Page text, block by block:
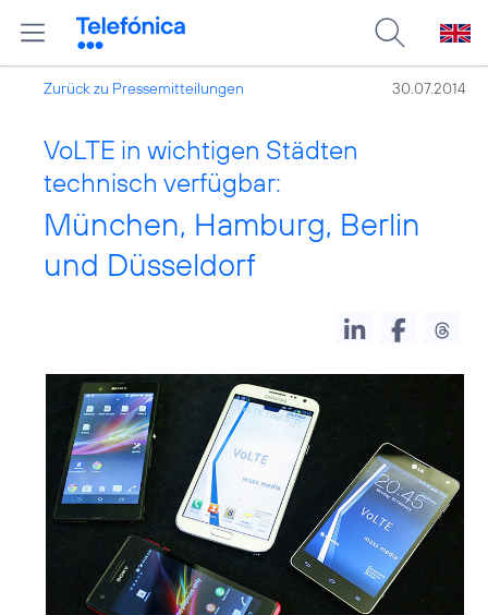
Zurück zu Pressemitteilungen 30.07.2014
VoLTE in wichtigen Städten
technisch verfügbar:
München, Hamburg, Berlin
und Düsseldorf